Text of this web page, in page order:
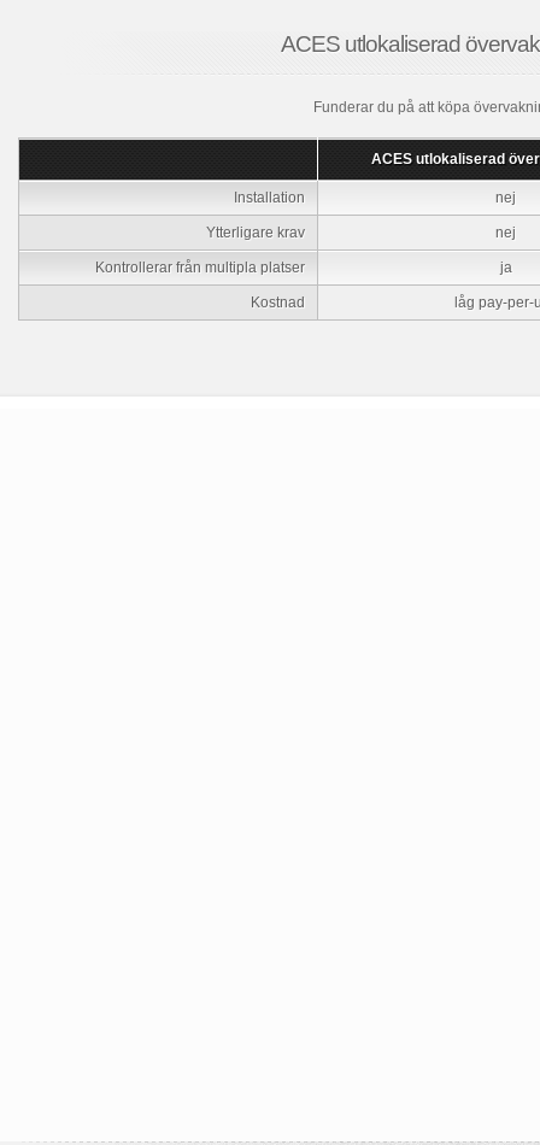
ACES utlokaliserad
Funderar du på att köpa
ACES utlokaliserad
Installation nej
Ytterligare krav nej
Kontrollerar från multipla platser ja
Kostnad låg pay-per-